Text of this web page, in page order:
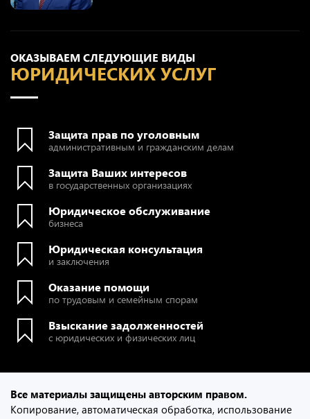
ОКАЗЫВАЕМ СЛЕДУЮЩИЕ ВИДЫ
ЮРИДИЧЕСКИХ УСЛУГ
Защита прав по уголовным
административным и гражданским делам
Защита Ваших интересов
в государственных организациях
Юридическое обслуживание
бизнеса
Юридическая консультация
и заключения
Оказание помощи
по трудовым и семейным спорам
Взыскание задолженностей
с юридических и физических лиц
Все материалы защищены авторским правом.
Копирование, автоматическая обработка, использование